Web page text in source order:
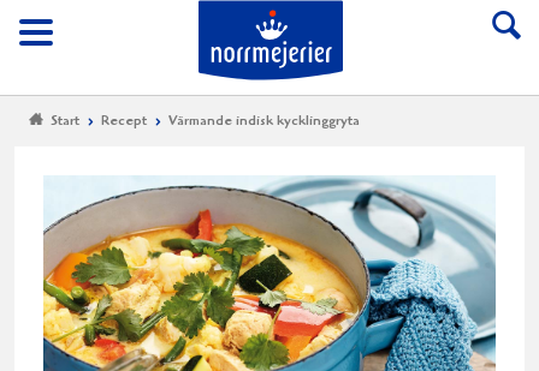
Meny
Till Norrmejerier
Start Recept Värmande indisk kycklinggryta